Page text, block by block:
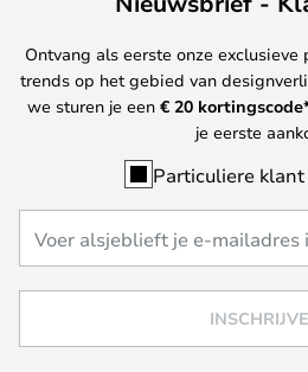
Ontvang als eerste onze
trends op het gebied van
we sturen je een € 20
je eerste
Particuliere klant